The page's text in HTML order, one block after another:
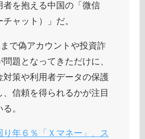
者を抱える中国の「微信
チャット）」だ。
で偽アカウントや投資詐
題となってきただけに、
対策や利用者データの保護
、信頼を得られるかが注目
。
り年６％「Ｘマネー」、ス